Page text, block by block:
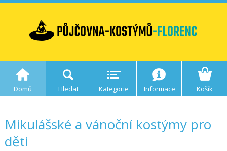
Domů Hledat Kategorie Informace Košík
Mikulášské a vánoční kostýmy pro
děti